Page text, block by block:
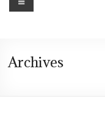
Archives